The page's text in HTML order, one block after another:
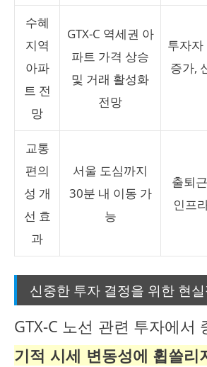
수혜
지역
아파
트 전
망
GTX-C 역세권 아
파트 가격 상승
및 거래 활성화
전망
투자자
증가,
교통
편의
성 개
선 효
과
서울 도심까지
30분 내 이동 가
능
출퇴
인프
신중한 투자 결정을 위한 현
GTX-C 노선 관련 투자에서
기적 시세 변동성에 휩쓸리